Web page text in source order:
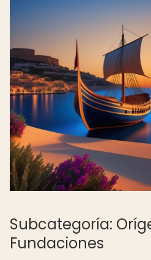
Subcategoría:
Fundaciones